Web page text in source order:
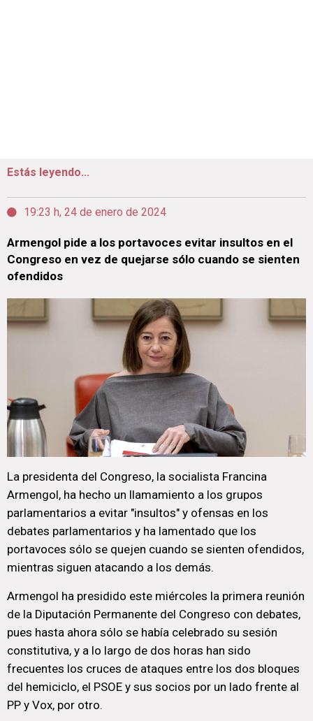
Estás leyendo...
19:23 h, 24 de enero de 2024
Armengol pide a los portavoces evitar insultos en el
Congreso en vez de quejarse sólo cuando se sienten
ofendidos
La presidenta del Congreso, la socialista Francina
Armengol, ha hecho un llamamiento a los grupos
parlamentarios a evitar "insultos" y ofensas en los
debates parlamentarios y ha lamentado que los
portavoces sólo se quejen cuando se sienten ofendidos,
mientras siguen atacando a los demás.
Armengol ha presidido este miércoles la primera reunión
de la Diputación Permanente del Congreso con debates,
pues hasta ahora sólo se había celebrado su sesión
constitutiva, y a lo largo de dos horas han sido
frecuentes los cruces de ataques entre los dos bloques
del hemiciclo, el PSOE y sus socios por un lado frente al
PP y Vox, por otro.